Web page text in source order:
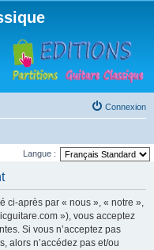
Connexion
Langue :
ci-après par « nous », « notre »,
»), vous acceptez
Si vous n’acceptez pas
alors n’accédez pas et/ou